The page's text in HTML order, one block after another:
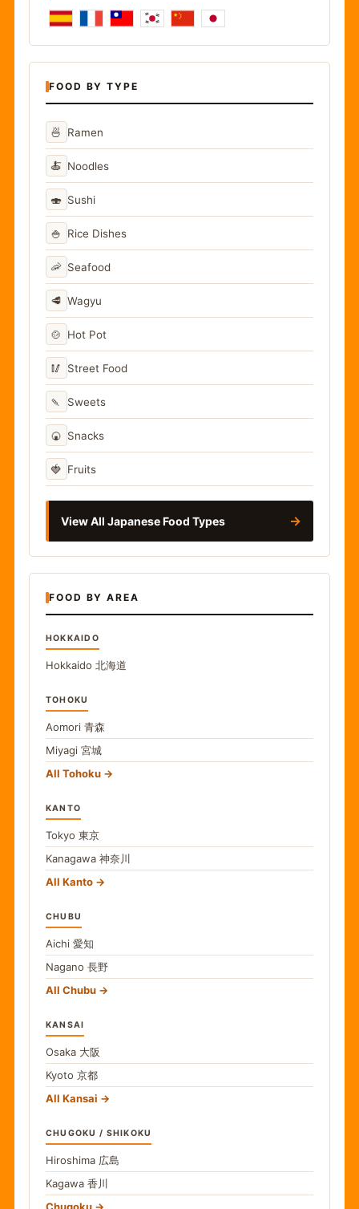
FOOD BY TYPE
🍜 Ramen
🍝 Noodles
🍣 Sushi
🍚 Rice Dishes
🦐 Seafood
🥩 Wagyu
🍲 Hot Pot
🥢 Street Food
🍡 Sweets
🍘 Snacks
🍓 Fruits
View All Japanese Food Types →
FOOD BY AREA
HOKKAIDO
Hokkaido 北海道
TOHOKU
Aomori 青森
Miyagi 宮城
All Tohoku
KANTO
Tokyo 東京
Kanagawa 神奈川
All Kanto
CHUBU
Aichi 愛知
Nagano 長野
All Chubu
KANSAI
Osaka 大阪
Kyoto 京都
All Kansai
CHUGOKU / SHIKOKU
Hiroshima 広島
Kagawa 香川